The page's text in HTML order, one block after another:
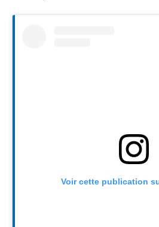
Voir cette publication